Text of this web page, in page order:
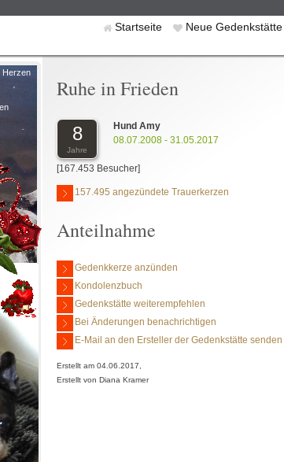
Startseite Neue
Herzen
Ruhe in Frieden
8
Jahre
Hund Amy
08.07.2008 - 31.05.2017
[167.453 Besucher]
157.495 angezündete Trauerkerzen
Anteilnahme
Gedenkkerze anzünden
Kondolenzbuch
Gedenkstätte weiterempfehlen
Bei Änderungen benachrichtigen
E-Mail an den Ersteller der Gedenkstätte senden
Erstellt am 04.06.2017,
Erstellt von Diana Kramer